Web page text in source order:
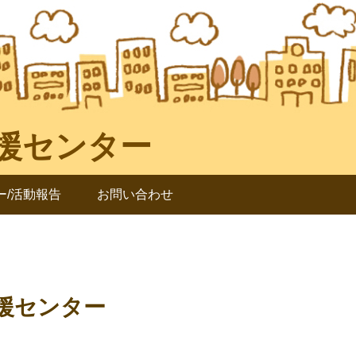
/活動報告 お問い合わせ
センター